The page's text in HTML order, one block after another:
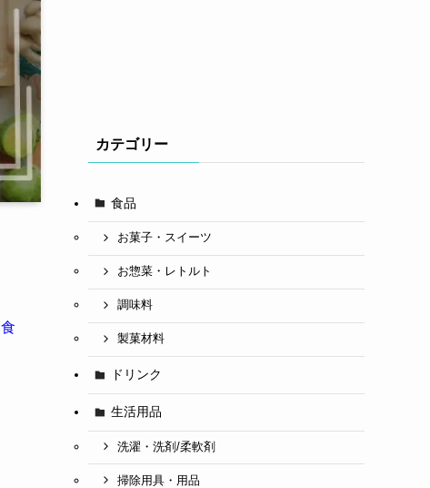
食
カテゴリー
食品
お菓子・スイーツ
お惣菜・レトルト
調味料
製菓材料
ドリンク
生活用品
洗濯・洗剤/柔軟剤
掃除用具・用品